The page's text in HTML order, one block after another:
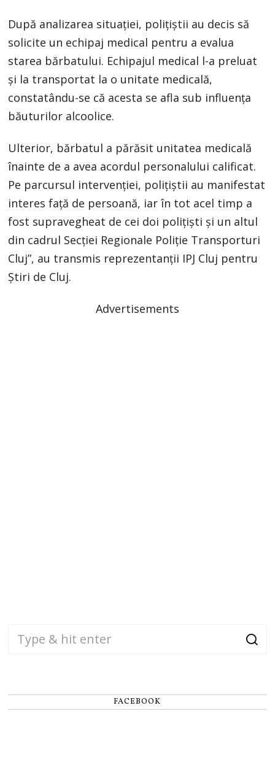
După analizarea situației, polițiștii au decis să
solicite un echipaj medical pentru a evalua
starea bărbatului. Echipajul medical l-a preluat
și la transportat la o unitate medicală,
constatându-se că acesta se afla sub influența
băuturilor alcoolice.
Ulterior, bărbatul a părăsit unitatea medicală
înainte de a avea acordul personalului calificat.
Pe parcursul intervenției, polițiștii au manifestat
interes față de persoană, iar în tot acel timp a
fost supravegheat de cei doi polițiști și un altul
din cadrul Secției Regionale Poliție Transporturi
Cluj”, au transmis reprezentanții IPJ Cluj pentru
Știri de Cluj.
Advertisements
FACEBOOK